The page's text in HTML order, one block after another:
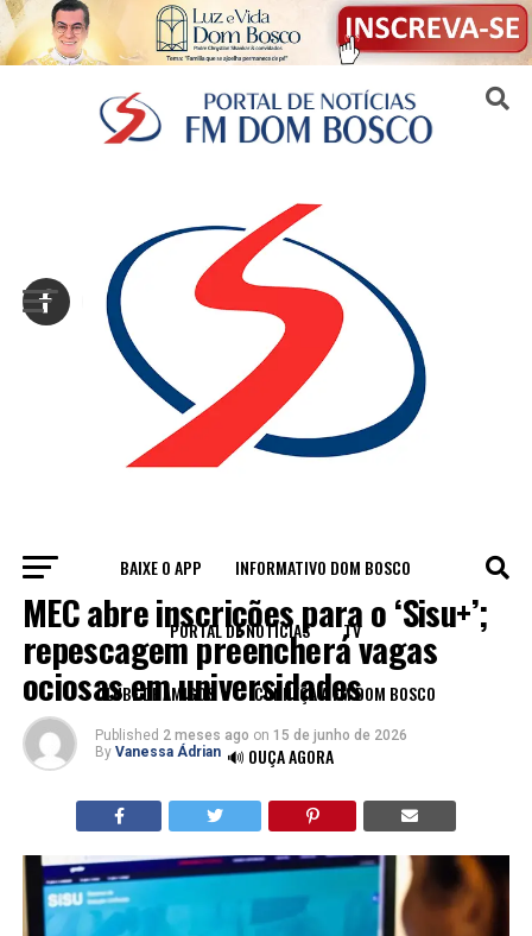
BAIXE O APP INFORMATIVO DOM BOSCO
PORTAL DE NOTÍCIAS TV
CLUBE DE AMIGOS CONHEÇA A FM DOM BOSCO
🔊 OUÇA AGORA
EDUCAÇÃO
MEC abre inscrições para o ‘Sisu+’;
repescagem preencherá vagas
ociosas em universidades
Published 2 meses ago on 15 de junho de 2026
By Vanessa Ádrian
Sair da versão mobile